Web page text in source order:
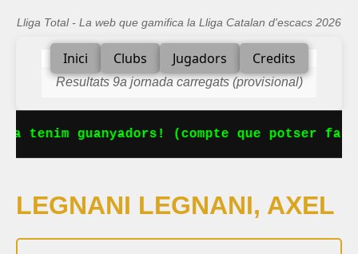
Lliga Total - La web que gamifica la Lliga Catalan d'escacs 2026
Inici Clubs Jugadors Credits
Resultats 9a jornada carregats (provisional)
tenim guanyadors! (compte que potser
LEGNANI LEGNANI, AXEL